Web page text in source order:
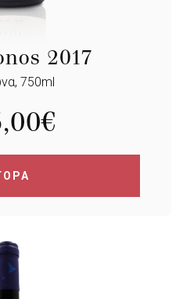
2017
750ml
€